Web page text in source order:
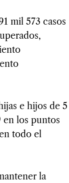
mil 573 casos
e hijos de 5
en los puntos
todo el
la